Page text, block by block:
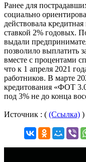
Ранее для
социально
действовала
ставкой 2% годовых.
выдали
позволило выплатить
вместе с процентами
что к 1 апреля 2021
работников. В марте
кредитования «ФОТ
под 3% не до конца
Источник : ( (Ссылка) )